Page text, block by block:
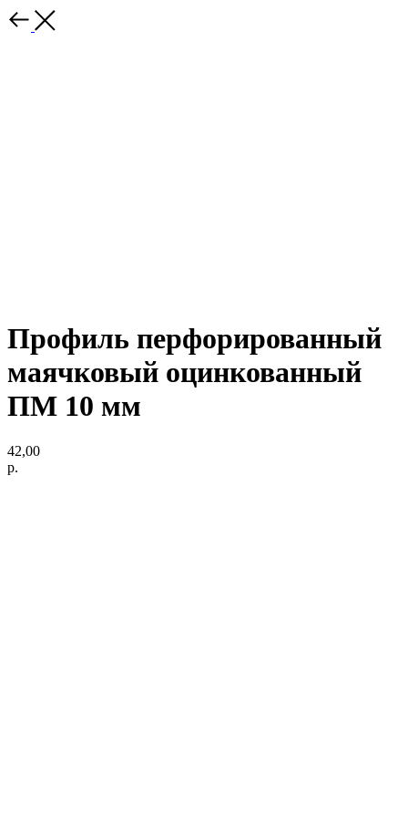
Профиль перфорированный
маячковый оцинкованный
ПМ 10 мм
42,00
р.